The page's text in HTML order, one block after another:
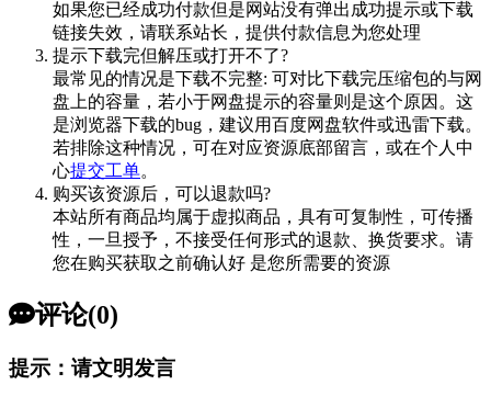
如果您已经成功付款但是网站没有弹出成功提示或下载
链接失效，请联系站长，提供付款信息为您处理
提示下载完但解压或打开不了?
最常见的情况是下载不完整: 可对比下载完压缩包的与网
盘上的容量，若小于网盘提示的容量则是这个原因。这
是浏览器下载的bug，建议用百度网盘软件或迅雷下载。
若排除这种情况，可在对应资源底部留言，或在个人中
心提交工单。
购买该资源后，可以退款吗?
本站所有商品均属于虚拟商品，具有可复制性，可传播
性，一旦授予，不接受任何形式的退款、换货要求。请
您在购买获取之前确认好 是您所需要的资源
评论(0)
提示：请文明发言